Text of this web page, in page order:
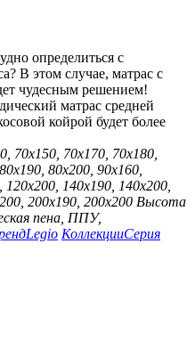
определиться с
В этом случае, матрас с
чудесным решением!
матрас средней
койрой будет более
70х150, 70х170, 70х180,
80х200, 90х160,
140х190, 140х200,
200х190, 200х200 Высота
пена, ППУ,
Legio КоллекцииСерия